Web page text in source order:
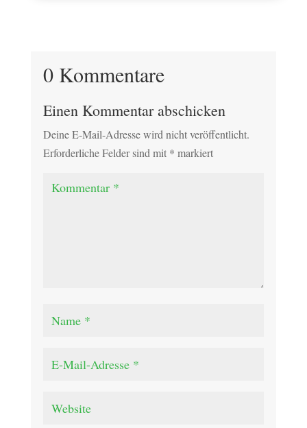
0 Kommentare
Einen Kommentar abschicken
Deine E-Mail-Adresse wird nicht veröffentlicht.
Erforderliche Felder sind mit * markiert